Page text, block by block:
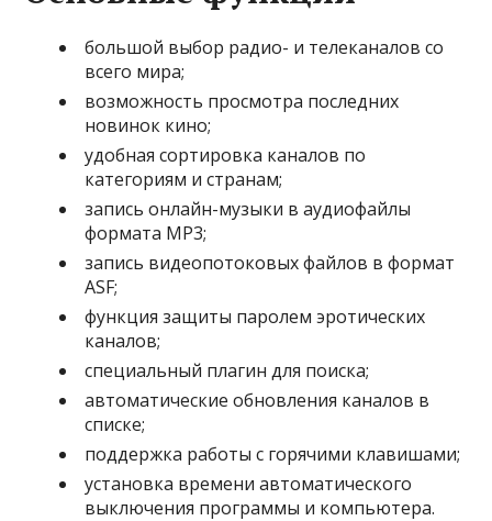
большой выбор радио- и телеканалов со
всего мира;
возможность просмотра последних
новинок кино;
удобная сортировка каналов по
категориям и странам;
запись онлайн-музыки в аудиофайлы
формата MP3;
запись видеопотоковых файлов в формат
ASF;
функция защиты паролем эротических
каналов;
специальный плагин для поиска;
автоматические обновления каналов в
списке;
поддержка работы с горячими клавишами;
установка времени автоматического
выключения программы и компьютера.